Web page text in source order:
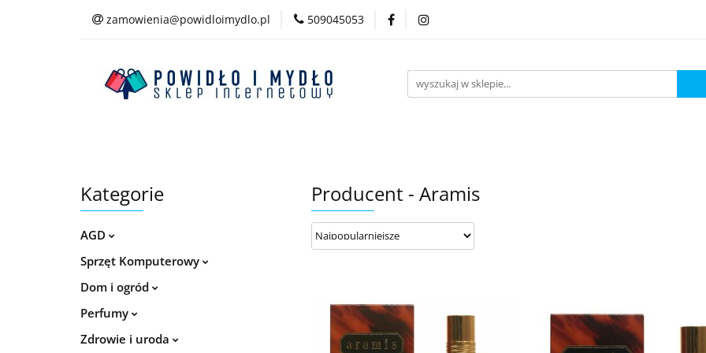
zamowienia@powidloimydlo.pl 509045053
Kategorie
AGD
Sprzęt Komputerowy
Dom i ogród
Perfumy
Zdrowie i uroda
Producent - Aramis